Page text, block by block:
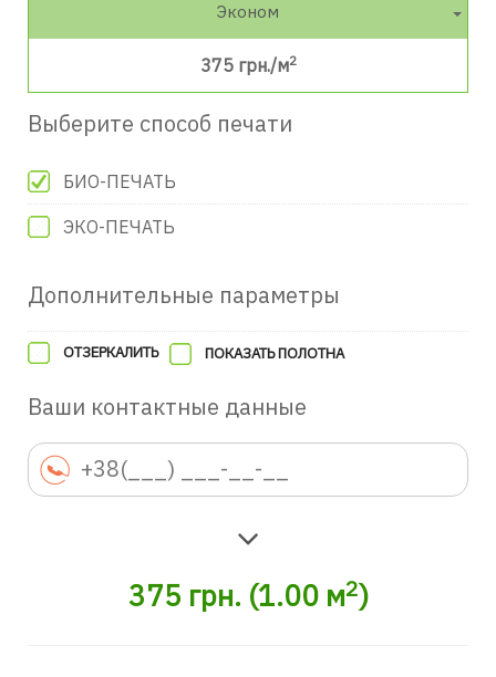
Эконом
375 грн./м2
Выберите способ печати
БИО-ПЕЧАТЬ
ЭКО-ПЕЧАТЬ
Дополнительные параметры
ОТЗЕРКАЛИТЬ ПОКАЗАТЬ ПОЛОТНА
Ваши контактные данные
375 грн. (1.00м2)